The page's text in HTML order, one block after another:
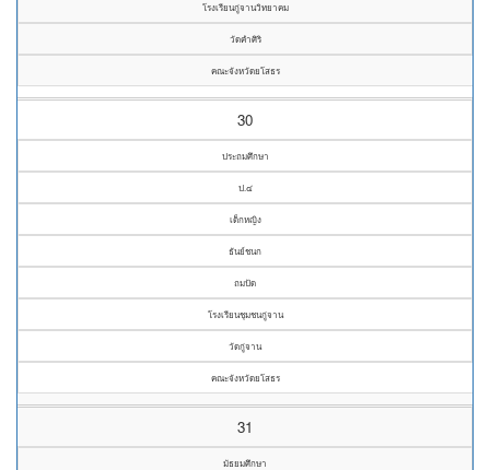
โรงเรียนกู่จานวิทยาคม
วัดคำศิริ
คณะจังหวัดยโสธร
30
ประถมศึกษา
ป.๔
เด็กหญิง
ธันย์ชนก
ถมปัด
โรงเรียนชุมชนกู่จาน
วัดกู่จาน
คณะจังหวัดยโสธร
31
มัธยมศึกษา